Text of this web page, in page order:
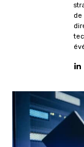
de